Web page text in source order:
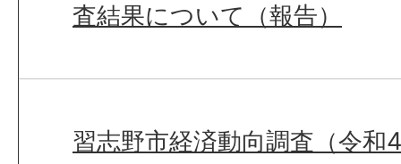
査結果について（報告）
習志野市経済動向調査（令和